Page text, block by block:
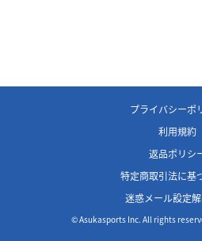
プライバシーポ
利用規約
返品ポリシ
特定商取引法に基
迷惑メール設定
© Asukasports Inc. All rights